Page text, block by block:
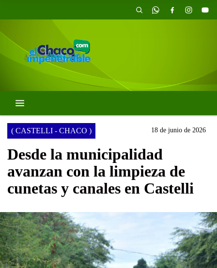
( CASTELLI - CHACO ) 18 de junio de 2026
Desde la municipalidad
avanzan con la limpieza de
cunetas y canales en Castelli